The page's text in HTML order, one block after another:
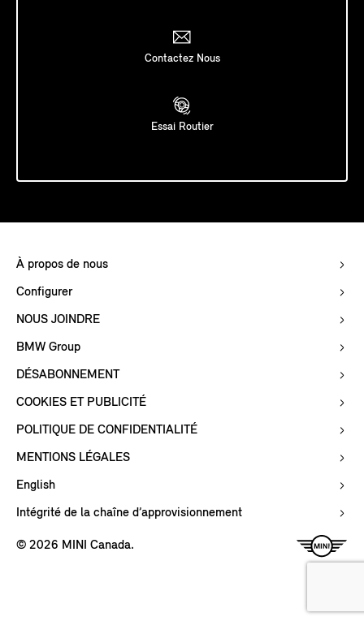
Contactez Nous
Essai Routier
À propos de nous
Configurer
NOUS JOINDRE
BMW Group
DÉSABONNEMENT
COOKIES ET PUBLICITÉ
POLITIQUE DE CONFIDENTIALITÉ
MENTIONS LÉGALES
English
Intégrité de la chaîne d’approvisionnement
© 2026 MINI Canada.